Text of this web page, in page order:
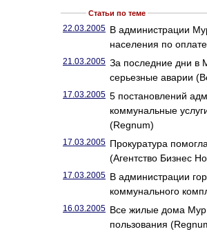
Статьи по теме
22.03.2005 В администрации
населения по
21.03.2005 За последние дни в
серьезные аварии
17.03.2005 5 постановлений
коммунальные
(Regnum)
17.03.2005 Прокуратура
(Агентство Бизнес
17.03.2005 В администрации
коммунального
16.03.2005 Все жилые дома
пользования